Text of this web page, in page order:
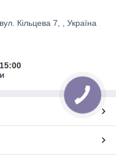
Кільцева 7, , Україна